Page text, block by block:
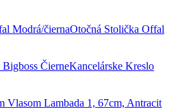
Otočná Stolička Offal
Kancelárske Kreslo